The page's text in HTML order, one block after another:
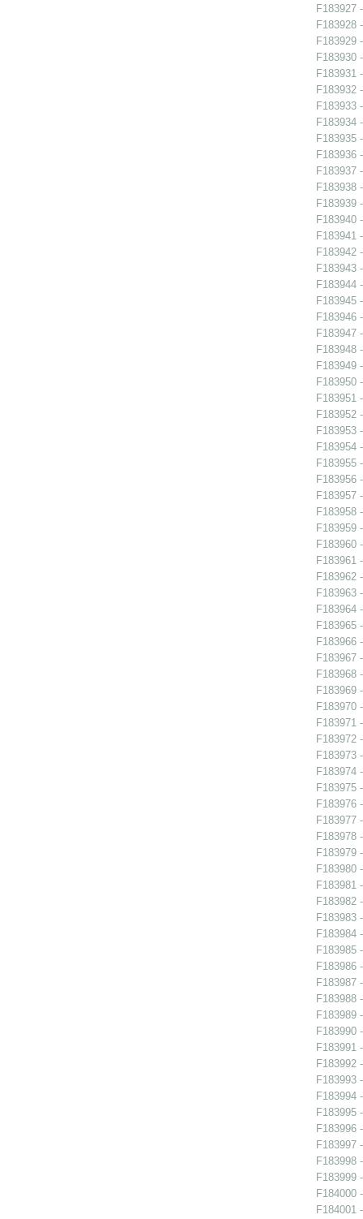
F183927
F183928
F183929
F183930
F183931
F183932
F183933
F183934
F183935
F183936
F183937
F183938
F183939
F183940
F183941
F183942
F183943
F183944
F183945
F183946
F183947
F183948
F183949
F183950
F183951
F183952
F183953
F183954
F183955
F183956
F183957
F183958
F183959
F183960
F183961
F183962
F183963
F183964
F183965
F183966
F183967
F183968
F183969
F183970
F183971
F183972
F183973
F183974
F183975
F183976
F183977
F183978
F183979
F183980
F183981
F183982
F183983
F183984
F183985
F183986
F183987
F183988
F183989
F183990
F183991
F183992
F183993
F183994
F183995
F183996
F183997
F183998
F183999
F184000
F184001